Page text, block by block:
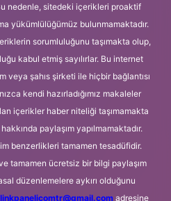
nedenle, sitedeki içerikleri proaktif
yükümlülüğümüz bulunmamaktadır.
sorumluluğunu taşımakta olup,
kabul etmiş sayılırlar. Bu internet
veya şahıs şirketi ile hiçbir bağlantısı
kendi hazırladığımız makaleler
içerikler haber niteliği taşımamakta
paylaşım yapılmamaktadır.
benzerlikleri tamamen tesadüfidir.
tamamen ücretsiz bir bilgi paylaşım
düzenlemelere aykırı olduğunu
adresine